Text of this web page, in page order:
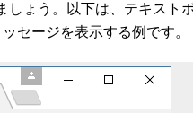
ょう。以下は、テキスト
セージを表示する例です。